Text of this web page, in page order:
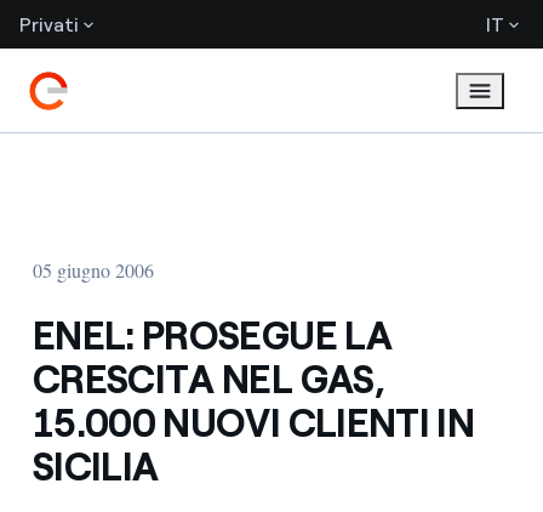
Privati IT
05 giugno 2006
ENEL: PROSEGUE LA
CRESCITA NEL GAS,
15.000 NUOVI CLIENTI IN
SICILIA